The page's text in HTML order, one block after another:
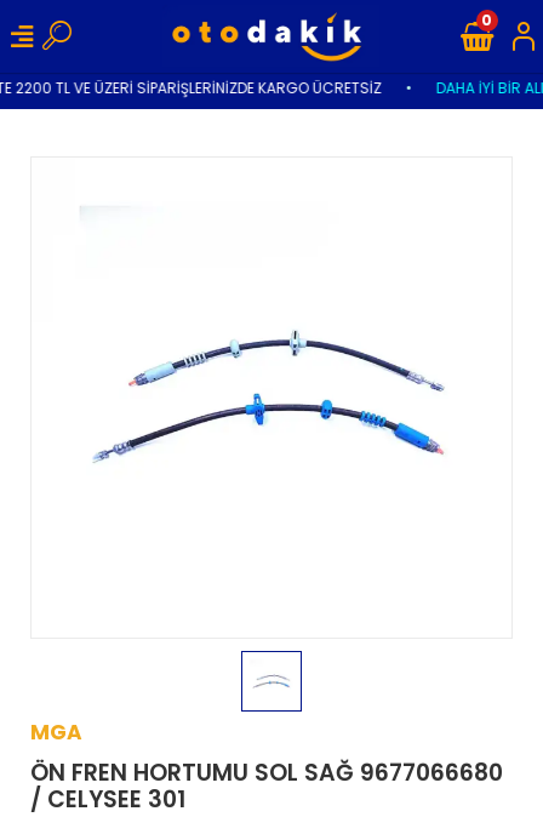
2200 TL VE ÜZERİ SİPARİŞLERİNİZDE KARGO ÜCRETSİZ • DAHA İYİ BİR
0
MGA
ÖN FREN HORTUMU SOL SAĞ 9677066680
/ CELYSEE 301